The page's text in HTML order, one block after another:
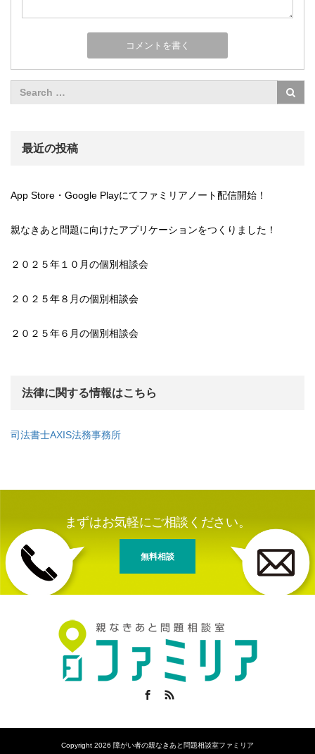
最近の投稿
App Store・Google Playにてファミリアノート配信開始！
親なきあと問題に向けたアプリケーションをつくりました！
２０２５年１０月の個別相談会
２０２５年８月の個別相談会
２０２５年６月の個別相談会
法律に関する情報はこちら
司法書士AXIS法務事務所
まずはお気軽にご相談ください。
無料相談
Facebook
Copyright 2026 障がい者の親なきあと問題相談室ファミリア